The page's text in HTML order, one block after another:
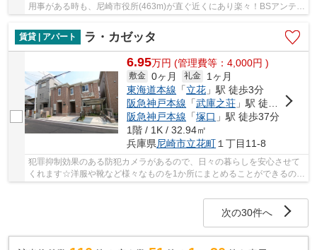
用事がある時も、尼崎市役所(463m)が直ぐ近くにあり楽々！BSアンテナ
の設置工事が不要のBS対応物件！賃貸住宅をお...
賃貸 | アパート
ラ・カゼッタ
6.95万円 (管理費等：4,000円 )
敷金 0ヶ月 礼金
1ヶ月
東海道本線 「立花 」駅 徒歩3分
阪急神戸本線 「武庫之荘 」駅 徒歩27分
阪急神戸本線 「塚口 」駅 徒歩37分
1階 / 1K / 32.94㎡
兵庫県尼崎市立花町 １丁目11-8
犯罪抑制効果のある防犯カメラがあるので、日々の暮らしを安心させて
くれます☆洋服や靴など様々なものを1か所にまとめることができるのが
ウォークインクローゼットです☆管理会社がバッ...
次の30件へ